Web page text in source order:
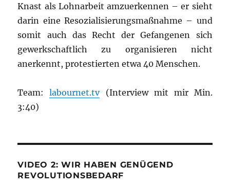
Knast als Lohnarbeit amzuerkennen – er sieht
darin eine Resozialisierungsmaßnahme – und
somit auch das Recht der Gefangenen sich
gewerkschaftlich zu organisieren nicht
anerkennt, protestierten etwa 40 Menschen.
Team:labournet.tv(Interview mit mir Min.
3:40)
VIDEO 2: WIR HABEN GENÜGEND
REVOLUTIONSBEDARF